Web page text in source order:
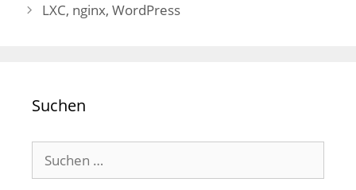
LXC, nginx, WordPress
Suchen
Suchen
nach: